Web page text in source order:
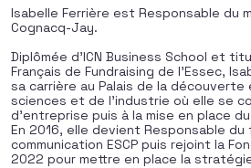
Isabelle Ferrière est Responsable du
Cognacq-Jay.
Diplômée d’ICN Business School et
Français de Fundraising de l’Essec,
sa carrière au Palais de la
sciences et de l’industrie où elle se
d’entreprise puis à la mise en place
En 2016, elle devient Responsable
communication ESCP puis rejoint la
2022 pour mettre en place la